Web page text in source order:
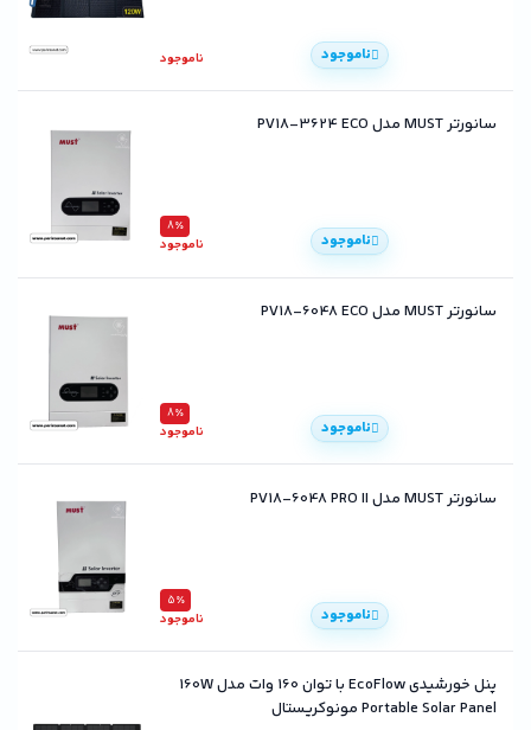
ناموجود ناموجود
سانورتر MUST مدل PV18-3624 ECO
8٪
ناموجود ناموجود
سانورتر MUST مدل PV18-6048 ECO
8٪
ناموجود ناموجود
سانورتر MUST مدل PV18-6048 PRO II
5٪
ناموجود ناموجود
پنل خورشیدی EcoFlow با توان 160 وات مدل 160W
Portable Solar Panel مونوکریستال